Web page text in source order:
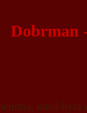
Dobrman
která